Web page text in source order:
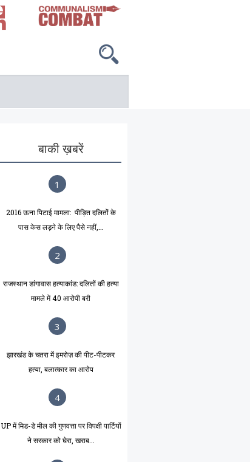
बाकी ख़बरें
1
2016 ऊना पिटाई मामला: पीड़ित दलितों के
पास केस लड़ने के लिए पैसे नहीं,...
2
राजस्थान डांगावास हत्याकांड: दलितों की हत्या
मामले में 40 आरोपी बरी
3
झारखंड के चतरा में इमरोज़ की पीट-पीटकर
हत्या, बलात्कार का आरोप
4
UP में मिड-डे मील की गुणवत्ता पर विपक्षी पार्टियों
ने सरकार को घेरा, खराब...